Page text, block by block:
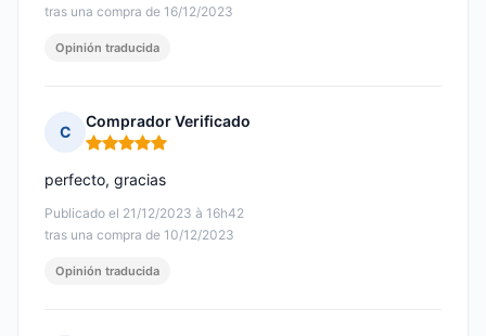
tras una compra de 16/12/2023
Opinión traducida
C
Comprador Verificado
Nota: 5 de 5
Publicado el 21/12/2023 à 16h42
tras una compra de 10/12/2023
perfecto, gracias
Opinión traducida